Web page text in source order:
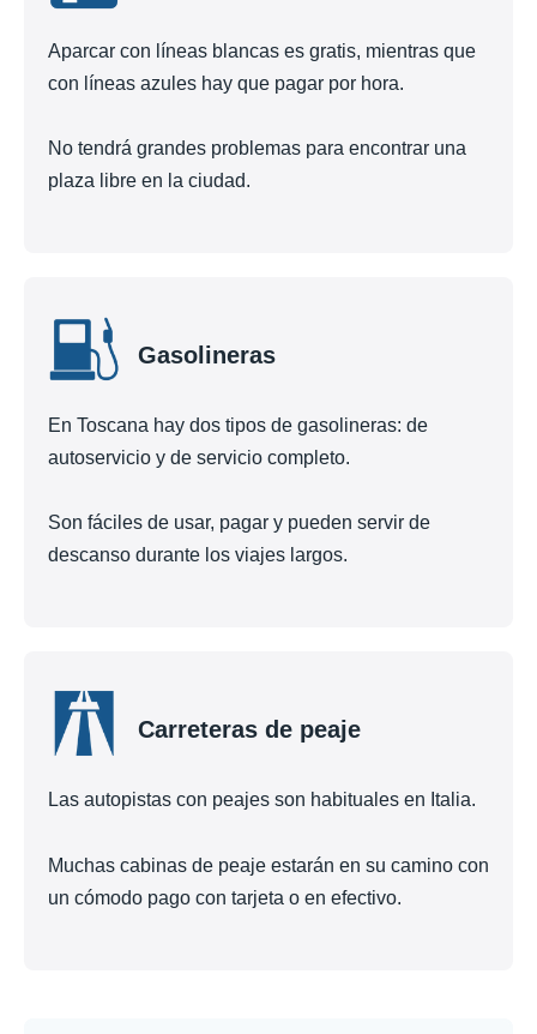
Aparcar con líneas blancas es gratis, mientras que
con líneas azules hay que pagar por hora.
No tendrá grandes problemas para encontrar una
plaza libre en la ciudad.
Gasolineras
En Toscana hay dos tipos de gasolineras: de
autoservicio y de servicio completo.
Son fáciles de usar, pagar y pueden servir de
descanso durante los viajes largos.
Carreteras de peaje
Las autopistas con peajes son habituales en Italia.
Muchas cabinas de peaje estarán en su camino con
un cómodo pago con tarjeta o en efectivo.